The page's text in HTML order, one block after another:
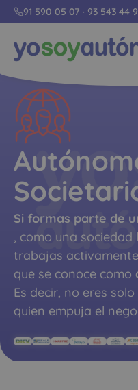
91 590 05 07 · 93 543 44
Si formas parte de
, como una
trabajas
que se conoce como
Es decir, no eres
quien empuja el